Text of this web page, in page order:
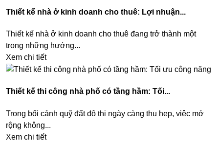
Thiết kế nhà ở kinh doanh cho thuê: Lợi nhuận...
Thiết kế nhà ở kinh doanh cho thuê đang trở thành một
trong những hướng...
Xem chi tiết
Thiết kế thi công nhà phố có tầng hầm: Tối...
Trong bối cảnh quỹ đất đô thị ngày càng thu hẹp, việc mở
rộng không...
Xem chi tiết